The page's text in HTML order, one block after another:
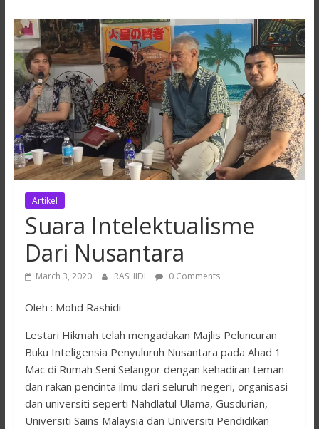
Lestari
Artikel
Suara Intelektualisme
Dari Nusantara
March 3, 2020 RASHIDI 0 Comments
Oleh : Mohd Rashidi
Lestari Hikmah telah mengadakan Majlis Peluncuran
Buku Inteligensia Penyuluruh Nusantara pada Ahad 1
Mac di Rumah Seni Selangor dengan kehadiran teman
dan rakan pencinta ilmu dari seluruh negeri, organisasi
dan universiti seperti Nahdlatul Ulama, Gusdurian,
Universiti Sains Malaysia dan Universiti Pendidikan